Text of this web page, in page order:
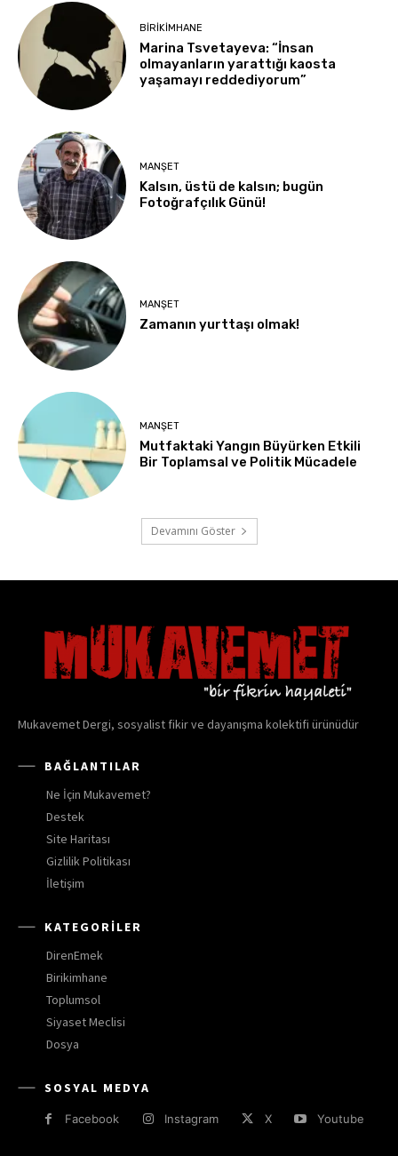
BIRIKIMHANE
Marina Tsvetayeva: “İnsan
olmayanların yarattığı kaosta
yaşamayı reddediyorum”
MANŞET
Kalsın, üstü de kalsın; bugün
Fotoğrafçılık Günü!
MANŞET
Zamanın yurttaşı olmak!
MANŞET
Mutfaktaki Yangın Büyürken Etkili
Bir Toplamsal ve Politik Mücadele
Devamını Göster
Mukavemet Dergi, sosyalist fikir ve dayanışma kolektifi ürünüdür
BAĞLANTILAR
Ne İçin Mukavemet?
Destek
Site Haritası
Gizlilik Politikası
İletişim
KATEGORILER
DirenEmek
Birikimhane
Toplumsol
Siyaset Meclisi
Dosya
SOSYAL MEDYA
Facebook Instagram X Youtube